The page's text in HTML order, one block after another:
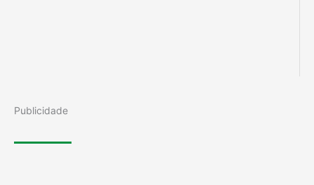
Publicidade